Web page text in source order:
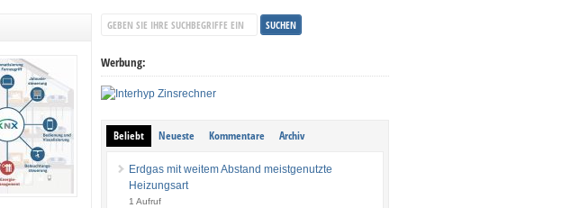
Werbung:
Beliebt Neueste Kommentare Archiv
Erdgas mit weitem Abstand meistgenutzte
Heizungsart
1 Aufruf